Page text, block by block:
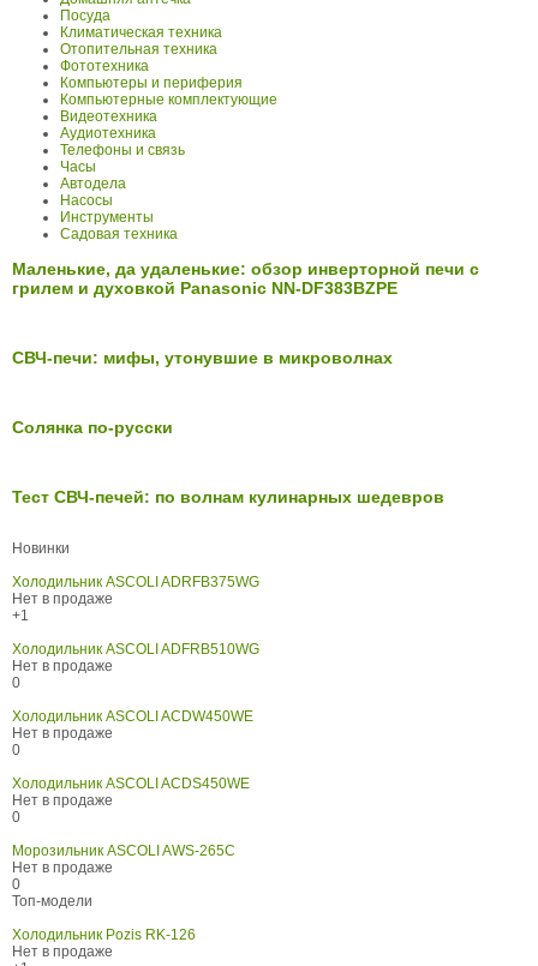
Посуда
Климатическая техника
Отопительная техника
Фототехника
Компьютеры и периферия
Компьютерные комплектующие
Видеотехника
Аудиотехника
Телефоны и связь
Часы
Автодела
Насосы
Инструменты
Садовая техника
Маленькие, да удаленькие: обзор инверторной печи с
грилем и духовкой Panasonic NN-DF383BZPE
СВЧ-печи: мифы, утонувшие в микроволнах
Солянка по-русски
Тест СВЧ-печей: по волнам кулинарных шедевров
Новинки
Холодильник ASCOLI ADRFB375WG
Нет в продаже
+1
Холодильник ASCOLI ADFRB510WG
Нет в продаже
0
Холодильник ASCOLI ACDW450WE
Нет в продаже
0
Холодильник ASCOLI ACDS450WE
Нет в продаже
0
Морозильник ASCOLI AWS-265C
Нет в продаже
0
Топ-модели
Холодильник Pozis RK-126
Нет в продаже